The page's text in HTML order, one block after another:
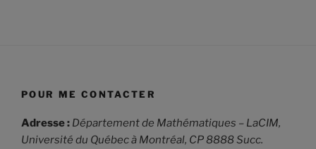
POUR ME CONTACTER
Adresse : Département de Mathématiques – LaCIM,
Université du Québec à Montréal, CP 8888 Succ.